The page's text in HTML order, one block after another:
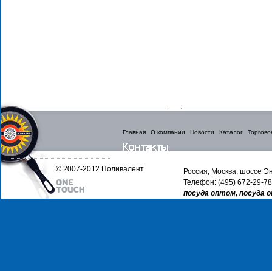
Главная О компании Новости Каталог
Россия, Москва, шоссе
Телефон: (495) 672-29-
посуда оптом, посуда
© 2007-2012 Поливалент